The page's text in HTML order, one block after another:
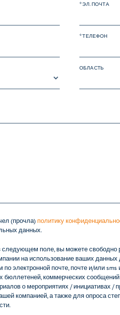
* ЭЛ. ПОЧТА
* ТЕЛЕФОН
ОБЛАСТЬ
(прочла) политику
данных.
следующем поле, вы можете свободно
на использование ваших
по электронной почте, почте и/или
бюллетеней, коммерческих
о мероприятиях / инициативах /
компанией, а также для опроса